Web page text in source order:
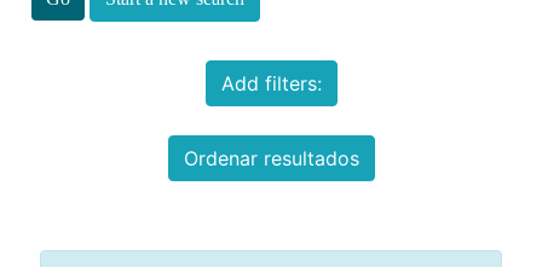
Add filters:
Ordenar resultados